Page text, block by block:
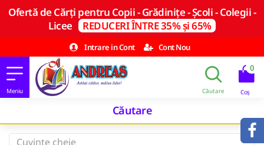
Ofertă de Cărți pentru Copii - Grădinițe - Școli - Colegii -
Licee REDUCERI ÎNTRE 35% și 65%
Intrare in Cont
Cont Nou
0
Căutare